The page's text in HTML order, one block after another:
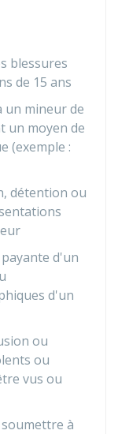
blessures
de 15 ans
un mineur de
un moyen de
(exemple :
détention ou
d'un
d'un
ou
ou
vus ou
à